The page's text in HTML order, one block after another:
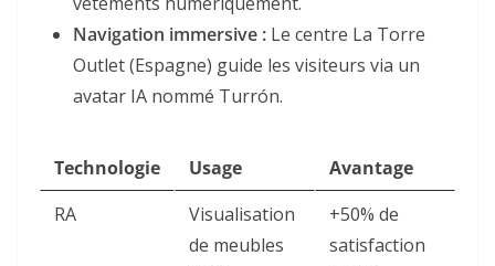
Navigation immersive : Le centre La Torre
Outlet (Espagne) guide les visiteurs via un
avatar IA nommé Turrón.
Technologie Usage
Avantage
RA
Visualisation
de meubles
+50% de
satisfaction